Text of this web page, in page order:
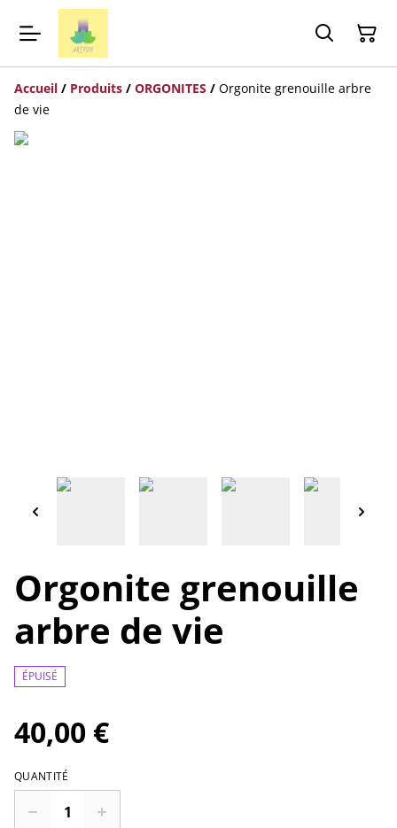
Accueil / Produits / ORGONITES / Orgonite grenouille arbre
de vie
Orgonite grenouille
arbre de vie
ÉPUISÉ
40,00 €
QUANTITÉ